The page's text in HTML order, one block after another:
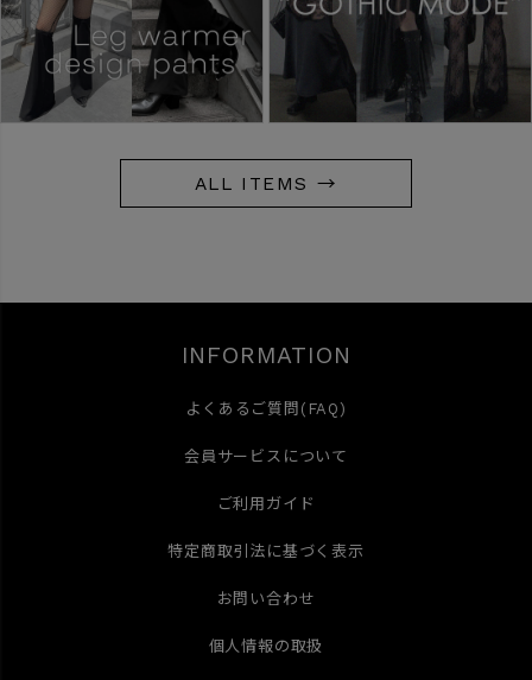
ALL ITEMS →
INFORMATION
よくあるご質問(FAQ)
会員サービスについて
ご利用ガイド
特定商取引法に基づく表示
お問い合わせ
個人情報の取扱